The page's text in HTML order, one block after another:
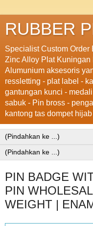
RUBBER
Specialist Custom Order
Zinc Alloy Plat
Alumunium aksesoris
ressletting - plat label -
gantungan kunci -
sabuk - Pin bross -
kantong tas dompet hijab
PIN BADGE
PIN
WEIGHT |